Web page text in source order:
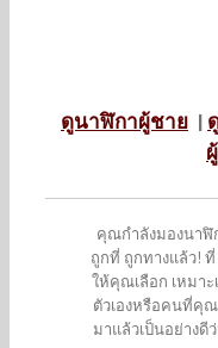
ดูนาฬิกาผู้ชาย |
คุณกำลังมองนาฬิ
ถูกที่ ถูกทางแล้ว! ที่
ให้คุณเลือก เหมา
ตัวเองหรือคนที่คุณ
มาแล้วเป็นอย่าง